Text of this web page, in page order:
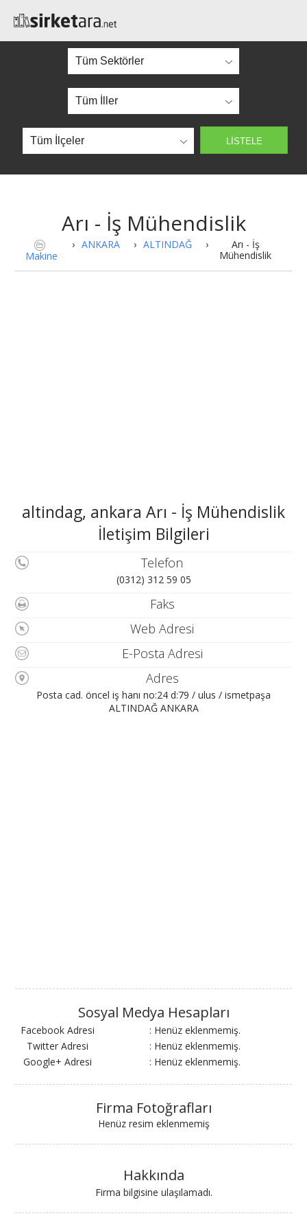
Arı - İş Mühendislik
Makine
› ANKARA › ALTINDAĞ ›
Arı - İş
Mühendislik
altindag, ankara Arı - İş Mühendislik
İletişim Bilgileri
Telefon
(0312) 312 59 05
Faks
Web Adresi
E-Posta Adresi
Adres
Posta cad. öncel iş hanı no:24 d:79 / ulus / ismetpaşa
ALTINDAĞ ANKARA
Sosyal Medya Hesapları
Facebook Adresi
: Henüz eklenmemiş.
Twitter Adresi
: Henüz eklenmemiş.
Google+ Adresi
: Henüz eklenmemiş.
Firma Fotoğrafları
Henüz resim eklenmemiş
Hakkında
Firma bilgisine ulaşılamadı.